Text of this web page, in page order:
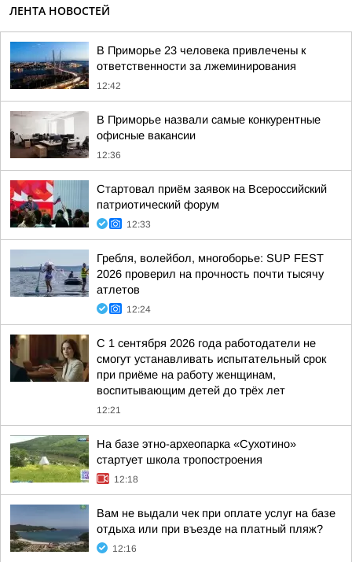
ЛЕНТА НОВОСТЕЙ
В Приморье 23 человека привлечены к
ответственности за лжеминирования
12:42
В Приморье назвали самые конкурентные
офисные вакансии
12:36
Стартовал приём заявок на Всероссийский
патриотический форум
12:33
Гребля, волейбол, многоборье: SUP FEST
2026 проверил на прочность почти тысячу
атлетов
12:24
С 1 сентября 2026 года работодатели не
смогут устанавливать испытательный срок
при приёме на работу женщинам,
воспитывающим детей до трёх лет
12:21
На базе этно-археопарка «Сухотино»
стартует школа тропостроения
12:18
Вам не выдали чек при оплате услуг на базе
отдыха или при въезде на платный пляж?
12:16